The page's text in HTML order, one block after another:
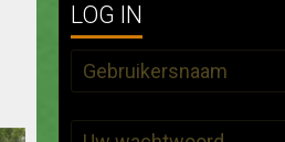
LOG IN